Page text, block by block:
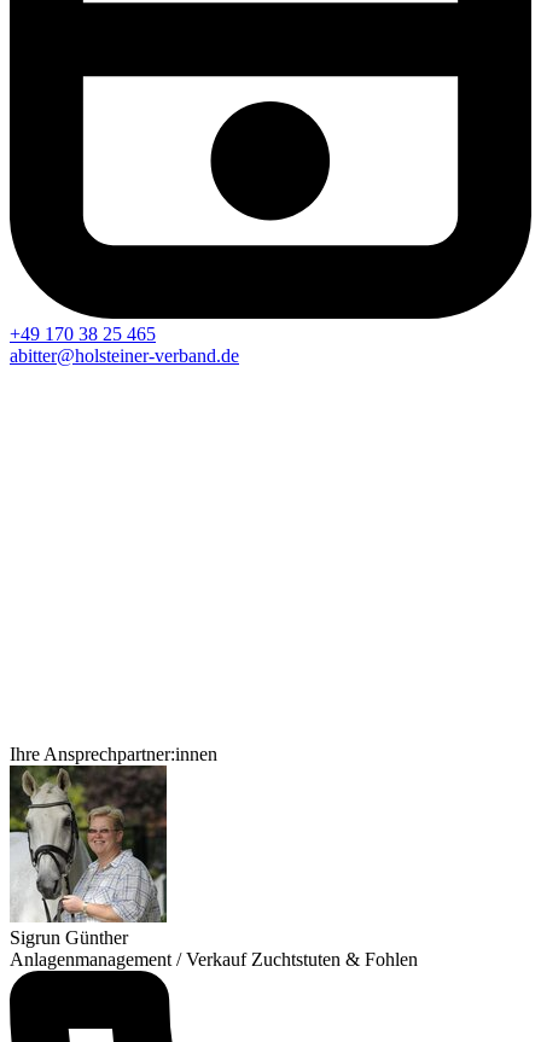
+49 170 38 25 465
abitter@holsteiner-verband.de
Ihre Ansprechpartner:innen
Sigrun Günther
Anlagenmanagement / Verkauf Zuchtstuten & Fohlen